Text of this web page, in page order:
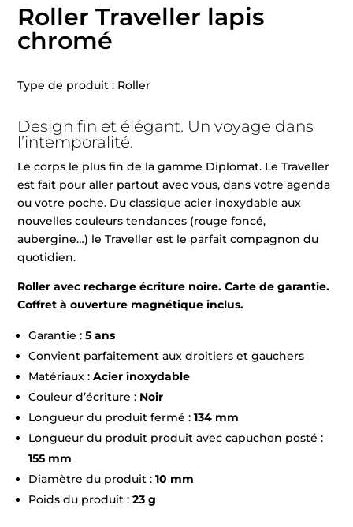
Roller Traveller lapis
chromé
Type de produit : Roller
Design fin et élégant. Un voyage dans
l’intemporalité.
Le corps le plus fin de la gamme Diplomat. Le Traveller
est fait pour aller partout avec vous, dans votre agenda
ou votre poche. Du classique acier inoxydable aux
nouvelles couleurs tendances (rouge foncé,
aubergine…) le Traveller est le parfait compagnon du
quotidien.
Roller avec recharge écriture noire. Carte de garantie.
Coffret à ouverture magnétique inclus.
Garantie :5 ans
Convient parfaitement aux droitiers et gauchers
Matériaux :Acier inoxydable
Couleur d’écriture : Noir
Longueur du produit fermé :134 mm
Longueur du produit produit avec capuchon posté :
155 mm
Diamètre du produit :10 mm
Poids du produit :23 g